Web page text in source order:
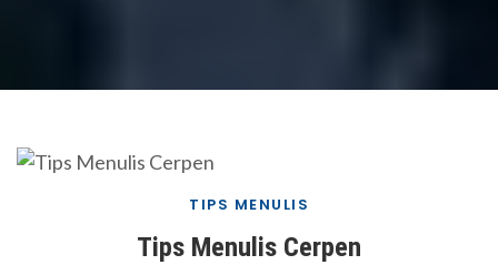
TIPS MENULIS
Tips Menulis Cerpen